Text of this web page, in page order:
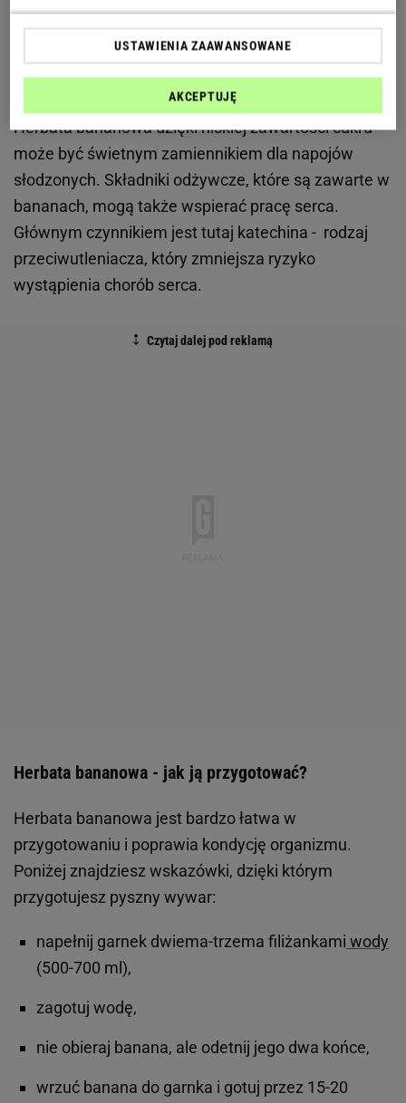
rozluźnieniemięśni. Organizm w efekcie produkuje
więcej serotoniny i melatoniny, zmuszając ciało do
zasłużonego snu.
Herbata bananowa dzięki niskiej zawartości cukru
może być świetnym zamiennikiem dla napojów
słodzonych. Składniki odżywcze, które są zawarte w
bananach, mogą także wspierać pracę serca.
Głównym czynnikiem jest tutaj katechina - rodzaj
przeciwutleniacza, który zmniejsza ryzyko
wystąpienia chorób serca.
Herbata bananowa - jak ją przygotować?
Herbata bananowa jest bardzo łatwa w
przygotowaniu i poprawia kondycję organizmu.
Poniżej znajdziesz wskazówki, dzięki którym
przygotujesz pyszny wywar:
napełnij garnek dwiema-trzema filiżankami wody
(500-700 ml),
zagotuj wodę,
nie obieraj banana, ale odetnij jego dwa końce,
wrzuć banana do garnka i gotuj przez 15-20
USTAWIENIA ZAAWANSOWANE
AKCEPTUJĘ